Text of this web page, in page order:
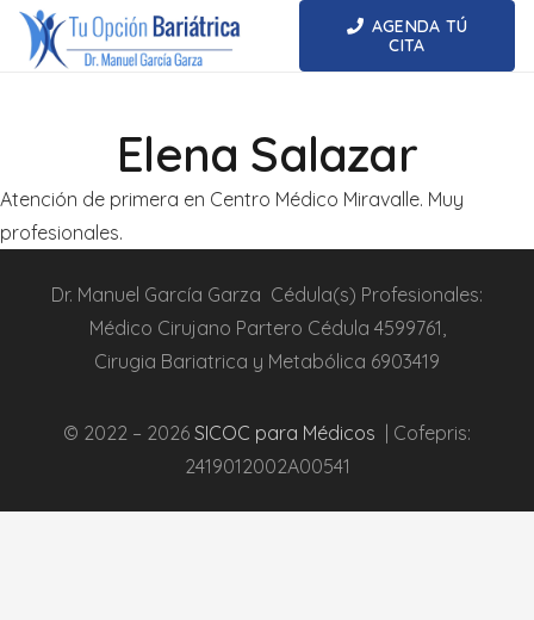
AGENDA TÚ
CITA
Elena Salazar
Atención de primera en Centro Médico Miravalle. Muy
profesionales.
Dr. Manuel García Garza Cédula(s) Profesionales:
Médico Cirujano Partero Cédula 4599761
Cirugia Bariatrica y Metabólica 6903419
© 2022 – 2026 SICOC para Médicos | Cofepris:
2419012002A00541